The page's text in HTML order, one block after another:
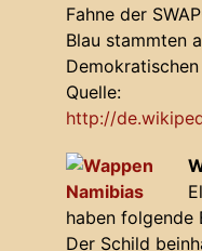
Fahne der
Blau stammten
Quelle:
http://
haben folgende
Der Schild